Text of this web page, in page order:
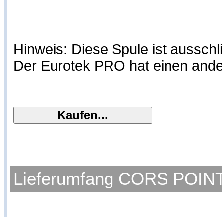
Hinweis: Diese Spule ist
Der Eurotek PRO hat einen
Lieferumfang CORS